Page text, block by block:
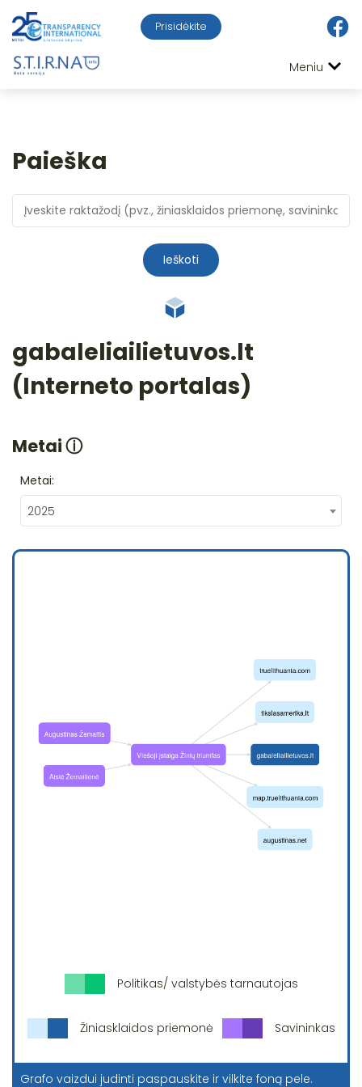
Prisidėkite
Meniu
Paieška
Ieškoti
gabaleliailietuvos.lt
(Interneto portalas)
Metaiⓘ
Metai:
2025
Politikas/ valstybės tarnautojas
Žiniasklaidos priemonė Savininkas
Grafo vaizdui judinti paspauskite ir vilkite foną pele.